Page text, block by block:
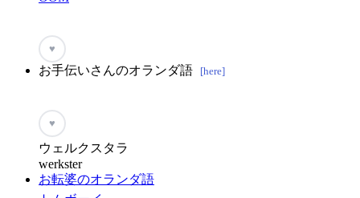
♥
お手伝いさんのオランダ語 [here]
♥
ウェルクスタラ
werkster
お転婆のオランダ語